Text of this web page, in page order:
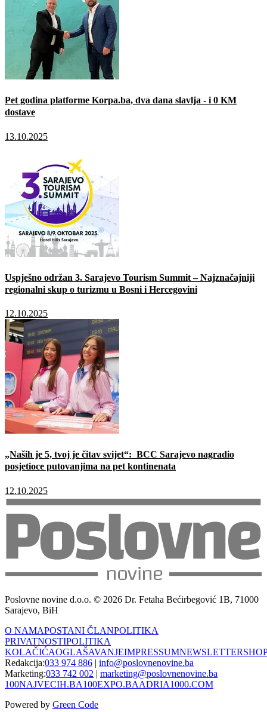
Pet godina platforme Korpa.ba, dva dana slavlja - i 0 KM
dostave
13.10.2025
Uspješno održan 3. Sarajevo Tourism Summit – Najznačajniji
regionalni skup o turizmu u Bosni i Hercegovini
12.10.2025
„Naših je 5, tvoj je čitav svijet“: BCC Sarajevo nagradio
posjetioce putovanjima na pet kontinenata
12.10.2025
Poslovne novine d.o.o. © 2026 Dr. Fetaha Bećirbegović 1B, 71000
Sarajevo, BiH
O NAMAPOSTANI ČLANPOLITIKA
PRIVATNOSTIPOLITIKA
KOLAČIĆAOGLAŠAVANJEIMPRESSUMNEWSLETTER
Redakcija:033 974 886 | info@poslovnenovine.ba
Marketing:033 742 002 | marketing@poslovnenovine.ba
100NAJVECIH.BA100EXPO.BAADRIA1000.COM
Powered by Green Code